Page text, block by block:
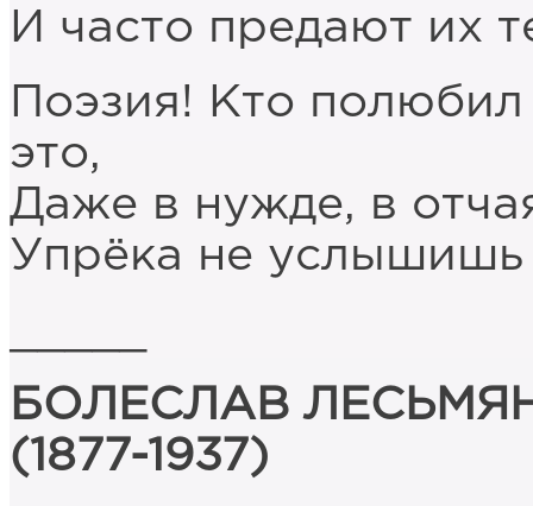
И часто предают их
Поэзия! Кто
это,
Даже в нужде, в
Упрёка не услышишь
БОЛЕСЛАВ ЛЕСЬМЯН
(1877-1937)